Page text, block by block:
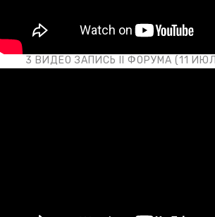
3 ВИДЕО ЗАПИСЬ II ФОРУМА (11